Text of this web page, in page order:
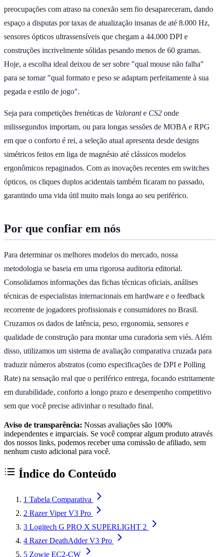
preocupações com atraso na conexão sem fio desapareceram, dando
espaço a disputas por taxas de atualização insanas de até 8.000 Hz,
sensores ópticos ultrassensíveis que chegam a 44.000 DPI e
construções incrivelmente sólidas pesando menos de 60 gramas.
Hoje, a escolha ideal deixou de ser sobre "qual mouse não falha"
para se tornar "qual formato e peso se adaptam perfeitamente à sua
pegada e estilo de jogo".
Seja para competições frenéticas de Valorante CS2 onde
milissegundos importam, ou para longas sessões de MOBA e RPG
em que o conforto é rei, a seleção atual apresenta desde designs
simétricos feitos em liga de magnésio até clássicos modelos
ergonômicos repaginados. Com as inovações recentes em switches
ópticos, os cliques duplos acidentais também ficaram no passado,
garantindo uma vida útil muito mais longa ao seu periférico.
Por que confiar em nós
Para determinar os melhores modelos do mercado, nossa
metodologia se baseia em uma rigorosa auditoria editorial.
Consolidamos informações das fichas técnicas oficiais, análises
técnicas de especialistas internacionais em hardware e o feedback
recorrente de jogadores profissionais e consumidores no Brasil.
Cruzamos os dados de latência, peso, ergonomia, sensores e
qualidade de construção para montar uma curadoria sem viés. Além
disso, utilizamos um sistema de avaliação comparativa cruzada para
traduzir números abstratos (como especificações de DPI e Polling
Rate) na sensação real que o periférico entrega, focando estritamente
em durabilidade, conforto a longo prazo e desempenho competitivo
sem que você precise adivinhar o resultado final.
Aviso de transparência: Nossas avaliações são 100%
independentes e imparciais. Se você comprar algum produto através
dos nossos links, podemos receber uma comissão de afiliado, sem
nenhum custo adicional para você.
Índice do Conteúdo
1 Tabela Comparativa
2 Razer Viper V3 Pro
3 Logitech G PRO X SUPERLIGHT 2
4 Razer DeathAdder V3 Pro
5 Zowie EC2-CW